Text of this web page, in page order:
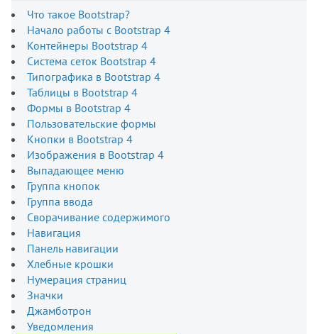
Что такое Bootstrap?
Начало работы с Bootstrap 4
Контейнеры Bootstrap 4
Система сеток Bootstrap 4
Типографика в Bootstrap 4
Таблицы в Bootstrap 4
Формы в Bootstrap 4
Пользовательские формы
Кнопки в Bootstrap 4
Изображения в Bootstrap 4
Выпадающее меню
Группа кнопок
Группа ввода
Сворачивание содержимого
Навигация
Панель навигации
Хлебные крошки
Нумерация страниц
Значки
Джамботрон
Уведомления